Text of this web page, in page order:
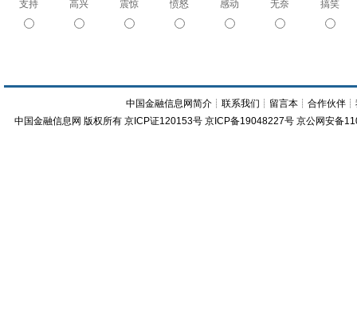
支持 高兴 震惊 愤怒 感动 无奈 搞笑
中国金融信息网简介 ┊联系我们 ┊ 留言本 ┊合作伙伴 ┊
中国金融信息网 版权所有 京ICP证120153号 京ICP备19048227号 京公网安备